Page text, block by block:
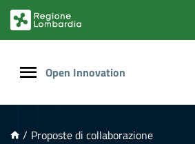
PRINCIPALE
Open Innovation
/ Proposte di collaborazione